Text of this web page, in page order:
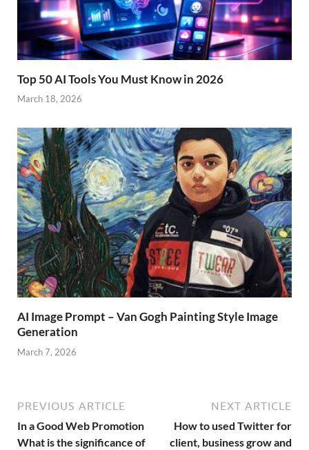
Top 50 AI Tools You Must Know in 2026
March 18, 2026
AI Image Prompt – Van Gogh Painting Style Image
Generation
March 7, 2026
PREVIOUS ARTICLE
In a Good Web Promotion
What is the significance of
NEXT ARTICLE
How to used Twitter for
client, business grow and